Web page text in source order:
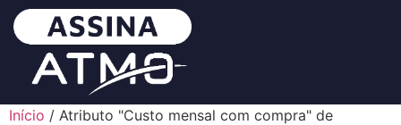
Início / Atributo "Custo mensal com compra" de